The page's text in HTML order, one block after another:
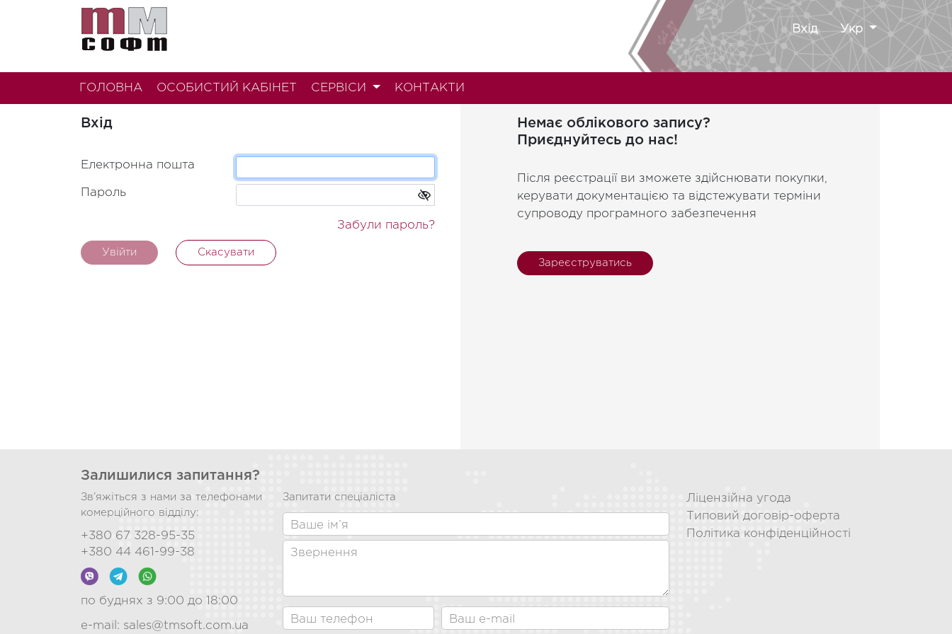
Вхід Укр
ГОЛОВНА ОСОБИСТИЙ КАБІНЕТ СЕРВІСИ КОНТАКТИ
Вхід
Електронна пошта
Пароль
Забули пароль?
Увійти Скасувати
Немає облікового запису?
Приєднуйтесь до нас!
Після реєстрації ви зможете здійснювати покупки,
керувати документацією та відстежувати терміни
супроводу програмного забезпечення
Зареєструватись
Залишилися запитання?
Зв’яжіться з нами за телефонами
комерційного відділу:
+380 67 328-95-35
+380 44 461-99-38
по буднях з 9:00 до 18:00
e-mail: sales@tmsoft.com.ua
Запитати спеціаліста
Ліцензійна угода
Типовий договір-оферта
Політика конфіденційності